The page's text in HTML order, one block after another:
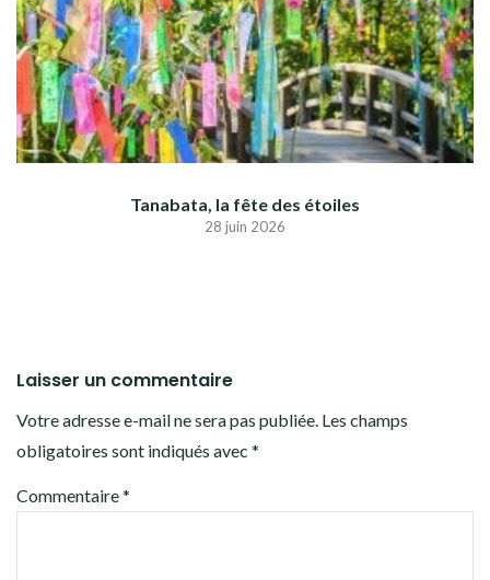
Tanabata, la fête des étoiles
28 juin 2026
Laisser un commentaire
Votre adresse e-mail ne sera pas publiée. Les champs
obligatoires sont indiqués avec *
Commentaire*